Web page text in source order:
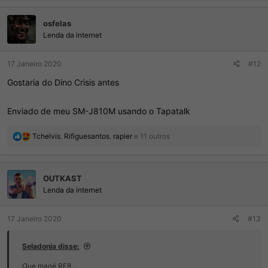
õ
s
osfelas
Lenda da internet
17 Janeiro 2020 #12
Gostaria do Dino Crisis antes
Enviado de meu SM-J810M usando o Tapatalk
R
õ
e
s
Tchelvis Rifiguesantos rapier e 11 outros
OUTKAST
Lenda da internet
17 Janeiro 2020 #13
Seladonia disse:
Que mané RE8...